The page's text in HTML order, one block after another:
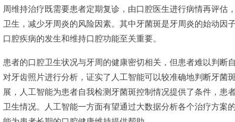
周维持治疗既需要患者定期复诊，由口腔医生进行病情再评估
卫生，减少牙周炎的风险因素。其中牙菌斑是牙周炎的始动因
口腔疾病的发生和维持口腔功能至关重要。
患者的口腔卫生状况与牙周的健康密切相关，但患者难以判断
对牙齿照片进行分析，证实了人工智能可以较准确地判断牙菌
展，人工智能为患者自我检测牙菌斑控制情况提供了条件，患
卫生情况。人工智能一方面有望通过大数据分析各个治疗方案